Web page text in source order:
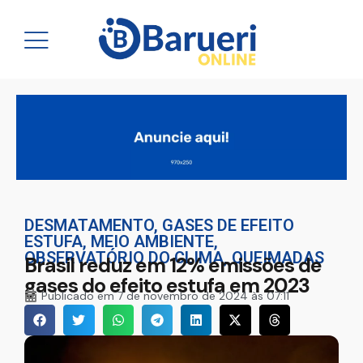
DESMATAMENTO, GASES DE EFEITO
ESTUFA, MEIO AMBIENTE,
OBSERVATÓRIO DO CLIMA,QUEIMADAS
Brasil reduz em 12% emissões de
gases do efeito estufa em 2023
Publicado em7 de novembro de 2024 às 07:11